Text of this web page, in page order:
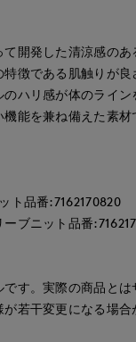
開発した清涼感のあ
徴である肌触りが良
ハリ感が体のライン
能を兼ね備えた素材
ト品番:7162170820
ブニット品番
す。実際の商品と
若干変更になる場合